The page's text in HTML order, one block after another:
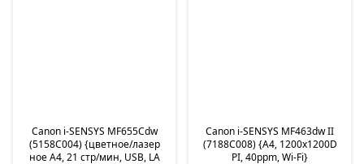
Canon i-SENSYS MF655Cdw
(5158C004) {цветное/лазер
ное A4, 21 стр/мин, USB, LA
Canon i-SENSYS MF463dw II
(7188C008) {A4, 1200x1200D
PI, 40ppm, Wi-Fi}